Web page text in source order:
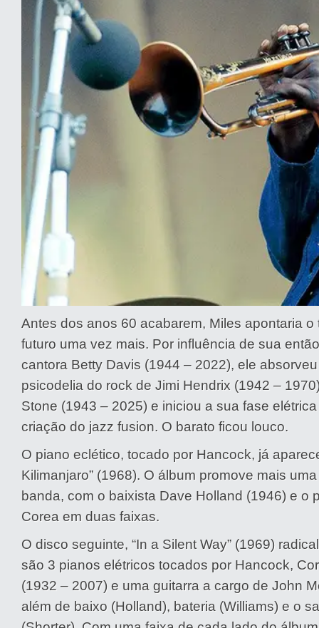
Antes dos anos 60 acabarem, Miles apontaria o
futuro uma vez mais. Por influência de sua
cantora Betty Davis (1944 – 2022), ele
psicodelia do rock de Jimi Hendrix (1942 –
Stone (1943 – 2025) e iniciou a sua fase
criação do jazz fusion. O barato ficou louco.
O piano eclético, tocado por Hancock, já
Kilimanjaro” (1968). O álbum promove mais
banda, com o baixista Dave Holland (1946) e o
Corea em duas faixas.
O disco seguinte, “In a Silent Way” (1969)
são 3 pianos elétricos tocados por Hancock,
(1932 – 2007) e uma guitarra a cargo de John
além de baixo (Holland), bateria (Williams) e o